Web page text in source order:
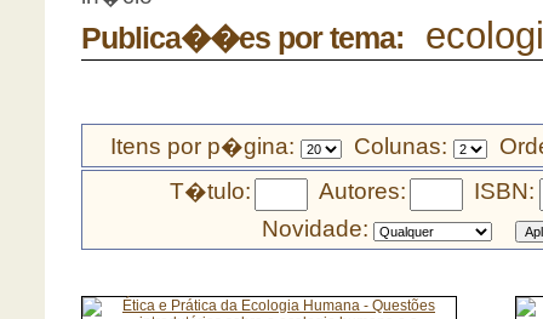
Publica��es por tema:
Itens por p�gina: Colunas:
T�tulo:
Autores:
ISBN:
Novidade: